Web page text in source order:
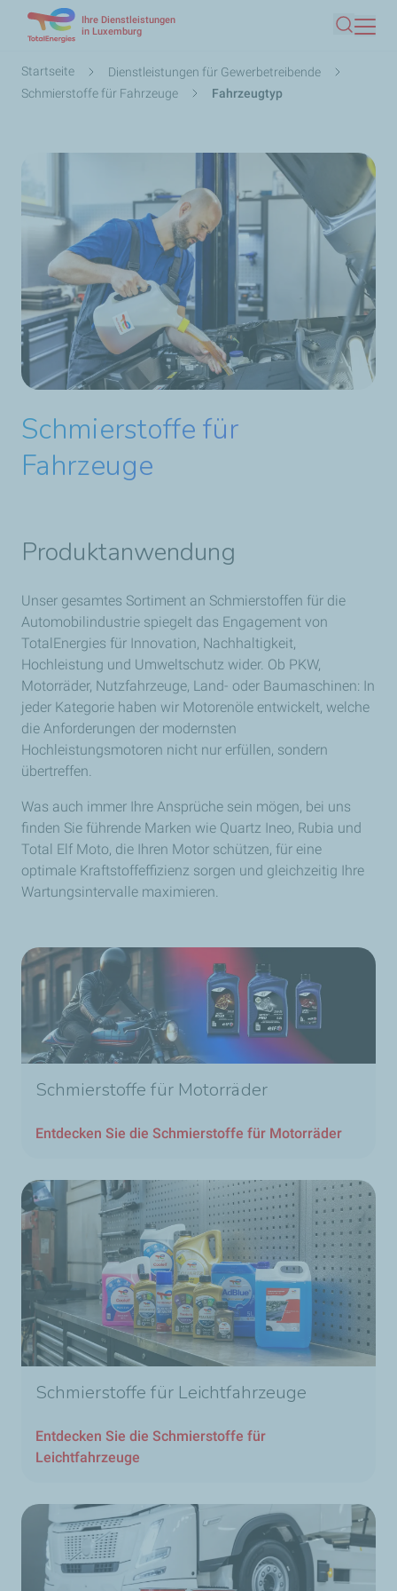
Inhalt
Ihre Dienstleistungen
in Luxemburg
Suche
Pfadnavigation
Startseite
Dienstleistungen für Gewerbetreibende
Schmierstoffe für Fahrzeuge
Fahrzeugtyp
Schmierstoffe für
Fahrzeuge
Produktanwendung
Unser gesamtes Sortiment an Schmierstoffen für die
Automobilindustrie spiegelt das Engagement von
TotalEnergies für Innovation, Nachhaltigkeit,
Hochleistung und Umweltschutz wider. Ob PKW,
Motorräder, Nutzfahrzeuge, Land- oder Baumaschinen: In
jeder Kategorie haben wir Motorenöle entwickelt, welche
die Anforderungen der modernsten
Hochleistungsmotoren nicht nur erfüllen, sondern
übertreffen.
Was auch immer Ihre Ansprüche sein mögen, bei uns
finden Sie führende Marken wie Quartz Ineo, Rubia und
Total Elf Moto, die Ihren Motor schützen, für eine
optimale Kraftstoffeffizienz sorgen und gleichzeitig Ihre
Wartungsintervalle maximieren.
Schmierstoffe für Motorräder
Entdecken Sie die Schmierstoffe für Motorräder
Schmierstoffe für Leichtfahrzeuge
Entdecken Sie die Schmierstoffe für
Leichtfahrzeuge